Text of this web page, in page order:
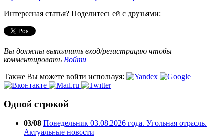
Интересная статья? Поделитесь ей с друзьями:
Вы должны выполнить вход/регистрацию чтобы
комментировать Войти
Также Вы можете войти используя:
Одной строкой
03/08 Понедельник 03.08.2026 года. Угольная отрасль.
Актуальные новости